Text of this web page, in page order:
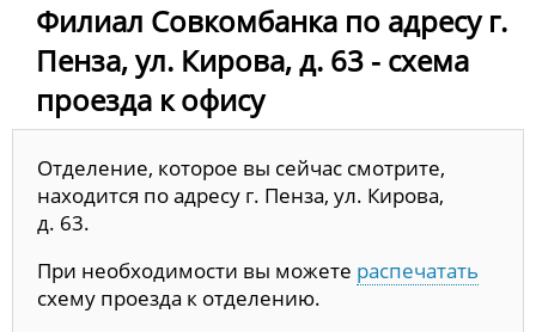
Филиал Совкомбанка по адресу г.
Пенза, ул. Кирова, д. 63 - схема
проезда к офису
Отделение, которое вы сейчас смотрите,
находится по адресу г. Пенза, ул. Кирова,
д. 63.
При необходимости вы можете распечатать
схему проезда к отделению.